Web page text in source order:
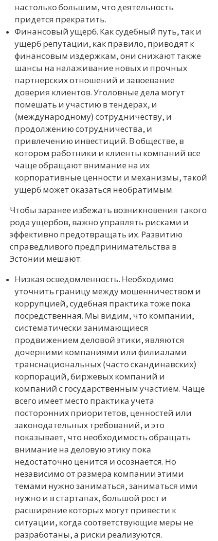
настолько большим, что деятельность
придется прекратить.
Финансовый ущерб. Как судебный путь, так и
ущерб репутации, как правило, приводят к
финансовым издержкам, они снижают также
шансы на налаживание новых и прочных
партнерских отношений и завоевание
доверия клиентов. Уголовные дела могут
помешать и участию в тендерах, и
(международному) сотрудничеству, и
продолжению сотрудничества, и
привлечению инвестиций. В обществе, в
котором работники и клиенты компаний все
чаще обращают внимание на их
корпоративные ценности и механизмы, такой
ущерб может оказаться необратимым.
Чтобы заранее избежать возникновения такого
рода ущербов, важно управлять рисками и
эффективно предотвращать их. Развитию
справедливого предпринимательства в
Эстонии мешают:
Низкая осведомленность. Необходимо
уточнить границу между мошенничеством и
коррупцией, судебная практика тоже пока
посредственная. Мы видим, что компании,
систематически занимающиеся
продвижением деловой этики, являются
дочерними компаниями или филиалами
транснациональных (часто скандинавских)
корпораций, биржевых компаний и
компаний с государственным участием. Чаще
всего имеет место практика учета
посторонних приоритетов, ценностей или
законодательных требований, и это
показывает, что необходимость обращать
внимание на деловую этику пока
недостаточно ценится и осознается. Но
независимо от размера компании этими
темами нужно заниматься, заниматься ими
нужно и в стартапах, большой рост и
расширение которых могут привести к
ситуации, когда соответствующие меры не
разработаны, а риски реализуются.